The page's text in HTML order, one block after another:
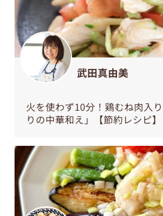
武田真由美
火を使わず10分！鶏むね肉入
りの中華和え」【節約レシピ】